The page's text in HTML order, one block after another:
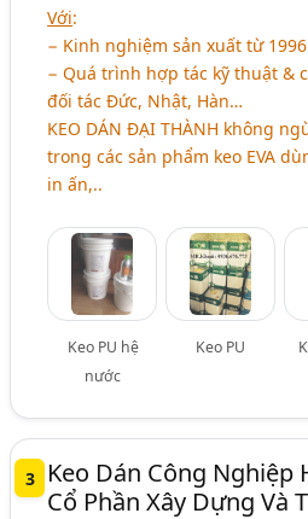
Với:
− Kinh nghiệm sản xuất từ 1996
− Quá trình hợp tác kỹ thuật &
đối tác Đức, Nhật, Hàn…
KEO DÁN ĐẠI THÀNH không
trong các sản phẩm keo EVA
in ấn,..
Keo PU hệ
nước
Keo PU
3
Keo Dán Công Nghiệp
Cổ Phần Xây Dựng Và